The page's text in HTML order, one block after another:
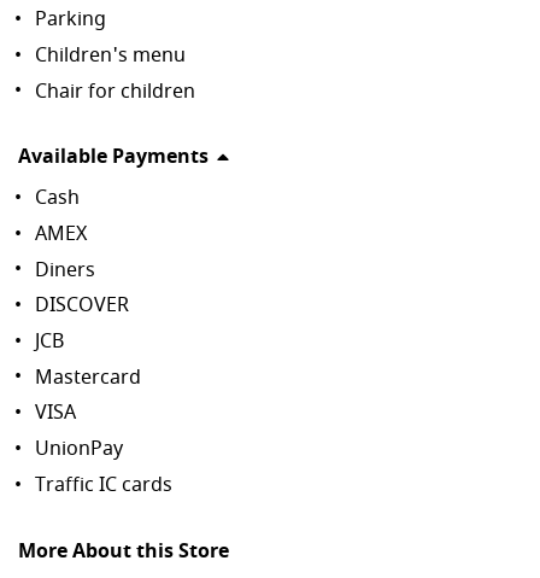
Parking
Children's menu
Chair for children
Available Payments
Cash
AMEX
Diners
DISCOVER
JCB
Mastercard
VISA
UnionPay
Traffic IC cards
More About this Store